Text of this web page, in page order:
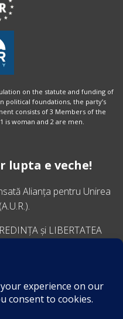
on the statute and funding of
political foundations, the party’s
consists of 3 Members of the
is woman and 2 are men.
lupta e veche!
Alianța pentru Unirea
(A.U.R.).
și LIBERTATEA
DE NOI